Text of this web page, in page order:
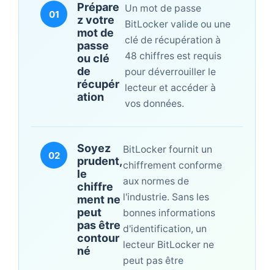
01
Prépare
z votre
mot de
passe
ou clé
de
récupér
ation
Un mot de passe
BitLocker valide ou une
clé de récupération à
48 chiffres est requis
pour déverrouiller le
lecteur et accéder à
vos données.
02
Soyez
prudent,
le
chiffre
ment ne
peut
pas être
contour
né
BitLocker fournit un
chiffrement conforme
aux normes de
l'industrie. Sans les
bonnes informations
d'identification, un
lecteur BitLocker ne
peut pas être